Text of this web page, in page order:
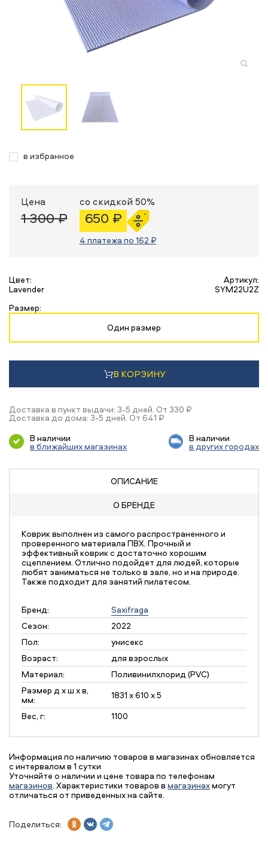
в избранное
Цена
1 300 ₽
со скидкой 50%
650 ₽
4 платежа по 162 ₽
Цвет:
Lavender
Артикул:
SYM22U2Z
Размер:
Один размер
В КОРЗИНУ
Доставка в пункт выдачи: 3-5 дней. От 330 ₽
Доставка до дома: 3-5 дней. От 641 ₽
В наличии
в ближайших магазинах
В наличии
в других городах
ОПИСАНИЕ
О БРЕНДЕ
Коврик выполнен из самого распространенного и
проверенного материала ПВХ. Прочный и
эффективный коврик с достаточно хорошим
сцеплением. Отлично подойдет для людей, которые
любят заниматься не только в зале, но и на природе.
Также подходит для занятий пилатесом.
Бренд:
Saxifraga
Сезон:
2022
Пол:
унисекс
Возраст:
для взрослых
Материал:
Поливинилхлорид (PVC)
Размер д х ш х в,
мм:
1831 x 610 x 5
Вес, г:
1100
Информация по наличию товаров в магазинах обновляется
с интервалом в 1 сутки
Уточняйте о наличии и цене товара по телефонам
магазинов. Характеристики товаров в магазинахмогут
отличаться от приведенных на сайте.
Поделиться: